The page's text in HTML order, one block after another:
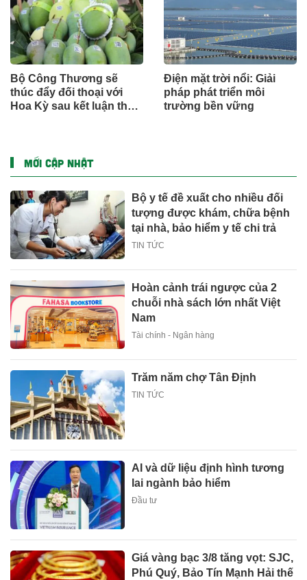
Bộ Công Thương sẽ
thúc đẩy đối thoại với
Hoa Kỳ sau kết luận thuế
Điện mặt trời nổi: Giải
pháp phát triển môi
trường bền vững
MỚI CẬP NHẬT
Bộ y tế đề xuất cho nhiều đối
tượng được khám, chữa bệnh
tại nhà, bảo hiểm y tế chi trả
TIN TỨC
Hoàn cảnh trái ngược của 2
chuỗi nhà sách lớn nhất Việt
Nam
Tài chính - Ngân hàng
Trăm năm chợ Tân Định
TIN TỨC
AI và dữ liệu định hình tương
lai ngành bảo hiểm
Đầu tư
Giá vàng bạc 3/8 tăng vọt: SJC,
Phú Quý, Bảo Tín Mạnh Hải thế